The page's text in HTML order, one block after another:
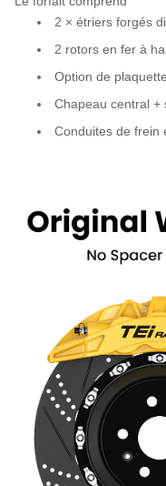
2 × étriers forgés
2 rotors en fer à
Option de
Chapeau central +
Conduites de frein